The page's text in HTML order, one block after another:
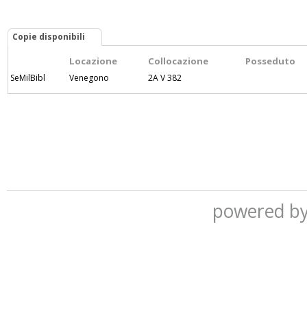
Copie disponibili
Locazione Collocazione Posseduto
SeMilBibl Venegono 2A V 382
powered